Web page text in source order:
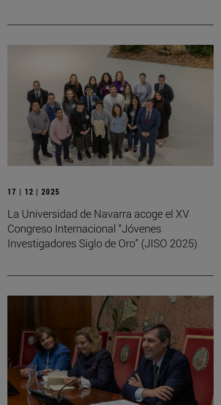
17 | 12 | 2025
La Universidad de Navarra acoge el XV
Congreso Internacional “Jóvenes
Investigadores Siglo de Oro” (JISO 2025)